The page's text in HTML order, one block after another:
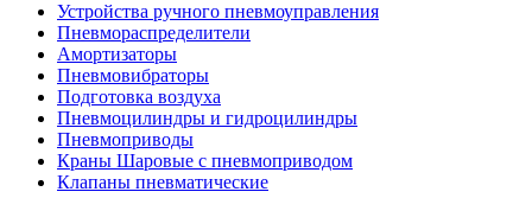
Устройства ручного пневмоуправления
Пневмораспределители
Амортизаторы
Пневмовибраторы
Подготовка воздуха
Пневмоцилиндры и гидроцилиндры
Пневмоприводы
Краны Шаровые с пневмоприводом
Клапаны пневматические